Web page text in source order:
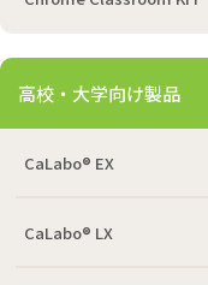
高校・大学向け製品
CaLabo® EX
CaLabo® LX